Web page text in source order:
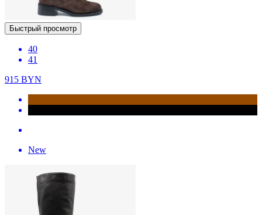
Быстрый просмотр
40
41
915 BYN
New